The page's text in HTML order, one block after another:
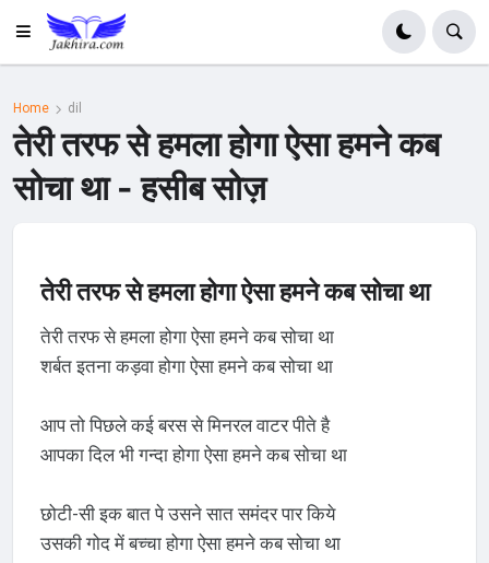
Home dil
तेरी तरफ से हमला होगा ऐसा हमने कब
सोचा था - हसीब सोज़
तेरी तरफ से हमला होगा ऐसा हमने कब सोचा था
तेरी तरफ से हमला होगा ऐसा हमने कब सोचा था
शर्बत इतना कड़वा होगा ऐसा हमने कब सोचा था
आप तो पिछले कई बरस से मिनरल वाटर पीते है
आपका दिल भी गन्दा होगा ऐसा हमने कब सोचा था
छोटी-सी इक बात पे उसने सात समंदर पार किये
उसकी गोद में बच्चा होगा ऐसा हमने कब सोचा था